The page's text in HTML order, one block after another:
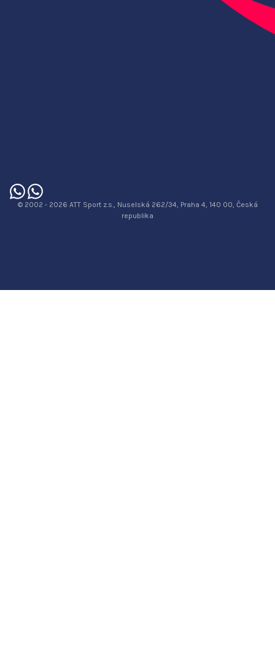
© 2002 - 2026 ATT Sport z.s., Nuselská 262/34, Praha 4, 140 00, Česká
republika